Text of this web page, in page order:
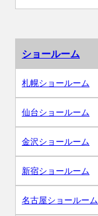
ショールーム
札幌ショールーム
仙台ショールーム
金沢ショールーム
新宿ショールーム
名古屋ショールーム